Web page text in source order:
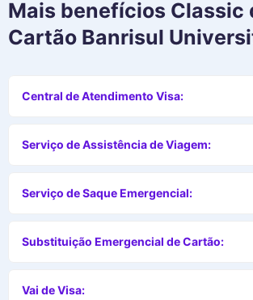
Mais benefícios Classic
Cartão Banrisul
Central de Atendimento Visa:
Serviço de Assistência de Viagem:
Serviço de Saque Emergencial:
Substituição Emergencial de Cartão:
Vai de Visa: